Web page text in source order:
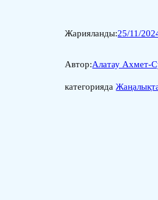
Жарияланды:25/11/
Автор:Алатау Ахмет-
категорияда